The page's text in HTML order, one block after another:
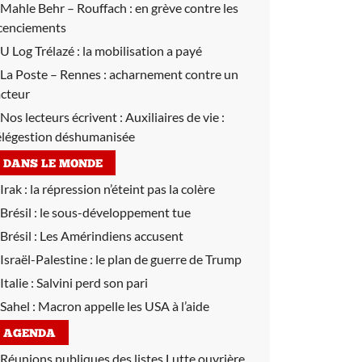
Mahle Behr – Rouffach : en grève contre les
U Log Trélazé : la mobilisation a payé
La Poste – Rennes : acharnement contre un
Nos lecteurs écrivent : Auxiliaires de vie :
déshumanisée
DANS LE MONDE
Irak : la répression n’éteint pas la colère
Brésil : le sous-développement tue
Brésil : Les Amérindiens accusent
Israël-Palestine : le plan de guerre de Trump
Italie : Salvini perd son pari
Sahel : Macron appelle les USA à l’aide
AGENDA
Réunions publiques des listes Lutte ouvrière